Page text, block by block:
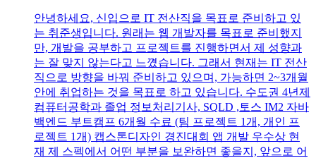
안녕하세요, 신입으로 IT 전산직을 목표로 준비하고 있
는 취준생입니다. 원래는 웹 개발자를 목표로 준비했지
만, 개발을 공부하고 프로젝트를 진행하면서 제 성향과
는 잘 맞지 않는다고 느꼈습니다. 그래서 현재는 IT 전산
직으로 방향을 바꿔 준비하고 있으며, 가능하면 2~3개월
안에 취업하는 것을 목표로 하고 있습니다. 수도권 4년제
컴퓨터공학과 졸업 정보처리기사, SQLD ,토스 IM2 자바
백엔드 부트캠프 6개월 수료 (팀 프로젝트 1개, 개인 프
로젝트 1개) 캡스톤디자인 경진대회 앱 개발 우수상 현
재 제 스펙에서 어떤 부분을 보완하면 좋을지, 앞으로 어